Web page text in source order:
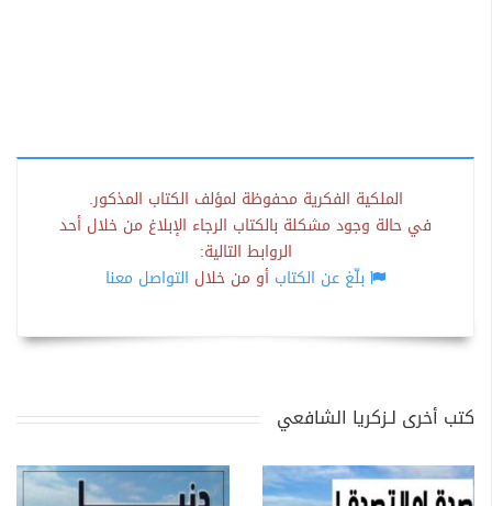
الملكية الفكرية محفوظة لمؤلف الكتاب المذكور.
في حالة وجود مشكلة بالكتاب الرجاء الإبلاغ من خلال أحد
الروابط التالية:
بلّغ عن الكتاب أو من خلال التواصل معنا
كتب أخرى لـزكريا الشافعي